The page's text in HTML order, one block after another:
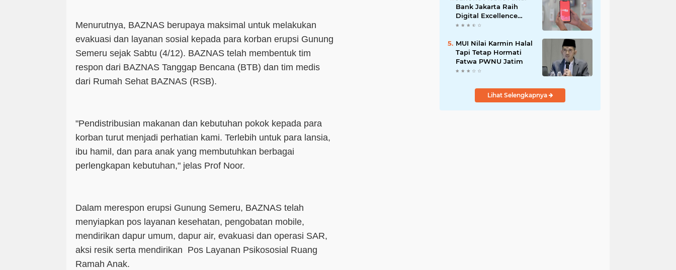
Menurutnya, BAZNAS berupaya maksimal untuk melakukan
evakuasi dan layanan sosial kepada para korban erupsi Gunung
Semeru sejak Sabtu (4/12). BAZNAS telah membentuk tim
respon dari BAZNAS Tanggap Bencana (BTB) dan tim medis
dari Rumah Sehat BAZNAS (RSB).
"Pendistribusian makanan dan kebutuhan pokok kepada para
korban turut menjadi perhatian kami. Terlebih untuk para lansia,
ibu hamil, dan para anak yang membutuhkan berbagai
perlengkapan kebutuhan," jelas Prof Noor.
Dalam merespon erupsi Gunung Semeru, BAZNAS telah
menyiapkan pos layanan kesehatan, pengobatan mobile,
mendirikan dapur umum, dapur air, evakuasi dan operasi SAR,
aksi resik serta mendirikan Pos Layanan Psikososial Ruang
Ramah Anak.
Bank Jakarta Raih
Digital Excellence
Awards 2026
MUI Nilai Karmin Halal
Tapi Tetap Hormati
Fatwa PWNU Jatim
Lihat Selengkapnya